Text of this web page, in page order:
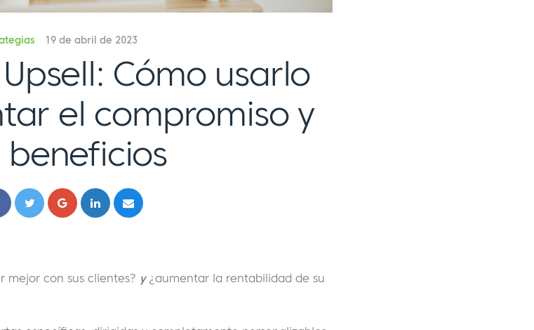
19 de abril de 2023
Cómo usarlo
el compromiso y
beneficios
mejor con sus clientes? y¿aumentar la rentabilidad de su